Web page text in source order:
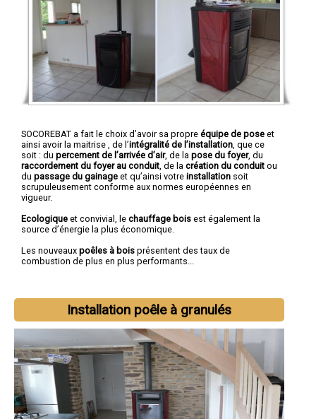
SOCOREBAT a fait le choix d’avoir sa propre équipe de pose et
ainsi avoir la maitrise , de l’intégralité de l’installation, que ce
soit : du percement de l’arrivée d’air, de la pose du foyer, du
raccordement du foyer au conduit, de la création du conduit ou
du passage du gainage et qu’ainsi votre installation soit
scrupuleusement conforme aux normes européennes en
vigueur.
Ecologique et convivial, le chauffage bois est également la
source d’énergie la plus économique.
Les nouveaux poêles à bois présentent des taux de
combustion de plus en plus performants...
Installation poêle à granulés